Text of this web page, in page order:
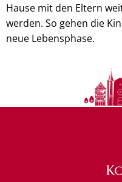
Hause mit den Eltern
werden. So gehen die
neue Lebensphase.